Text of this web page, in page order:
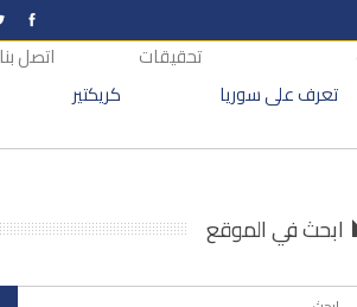
تعرف على سوريا
تحقيقات
كريكتير
اتصل بنا
ابحث في الموقع